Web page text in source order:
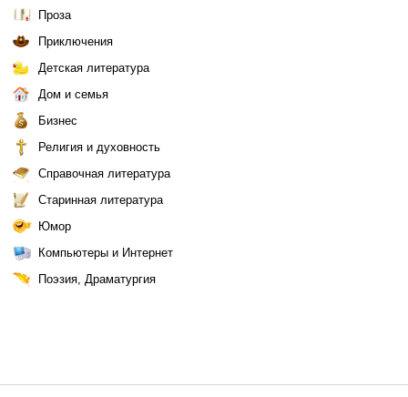
Проза
Приключения
Детская литература
Дом и семья
Бизнес
Религия и духовность
Справочная литература
Старинная литература
Юмор
Компьютеры и Интернет
Поэзия, Драматургия